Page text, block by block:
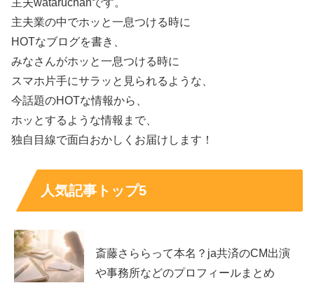
主夫業の中でホッと一息つける時に
HOTなブログを書き、
みなさんがホッと一息つける時に
スマホ片手にサラッと見られるような、
今話題のHOTな情報から、
ホッとするような情報まで、
独自目線で面白おかしくお届けします！
人気記事トップ5
斎藤さららって本名？ja共済のCM出演
や事務所などのプロフィールまとめ